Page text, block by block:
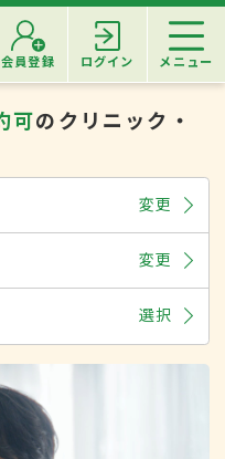
会員登録 ログイン メニュー
可のクリニック・
変更
変更
選択